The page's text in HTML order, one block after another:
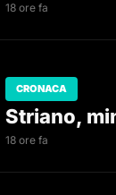
18 ore fa
CRONACA
Striano,
18 ore fa